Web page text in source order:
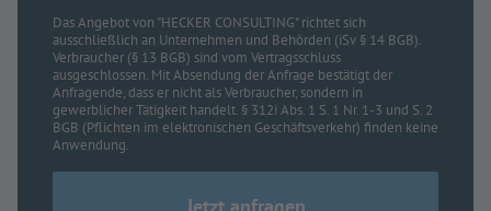
Das Angebot von "HECKER CONSULTING" richtet sich
ausschließlich an Unternehmen und Behörden (iSv § 14 BGB).
Verbraucher (§ 13 BGB) sind vom Vertragsschluss
ausgeschlossen. Mit Absendung der Anfrage bestätigt der
Anfragende, dass er nicht als Verbraucher, sondern in
gewerblicher Tätigkeit handelt. § 312i Abs. 1 S. 1 Nr. 1-3 und S. 2
BGB (Pflichten im elektronischen Geschäftsverkehr) finden keine
Anwendung.